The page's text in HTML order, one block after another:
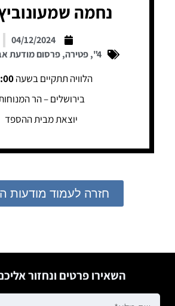
נחמה
04/12/2024
4"
,פטירה,פרסום מודעת
הלוויה תתקיים בשעה
בירושלים – הר
יוצאת מבית ההספד
חזרה לעמוד מודעות
השאירו פרטים ונחזור